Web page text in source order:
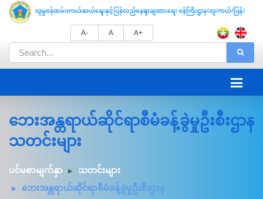
A- A A+
ဘေးအန္တရာယ်ဆိုင်ရာစီမံခန့်ခွဲမှုဦးစီးဌာန
သတင်းများ
ပင်မစာမျက်နှာ
သတင်းများ
ဘေးအန္တရာယ်ဆိုင်ရာစီမံခန့်ခွဲမှုဦးစီးဌာန